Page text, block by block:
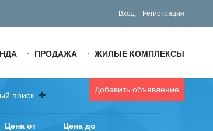
Вход Регистрация
ПРОДАЖА ЖИЛЫЕ КОМПЛЕКСЫ
Добавить объявление
поиск
Цена от Цена до